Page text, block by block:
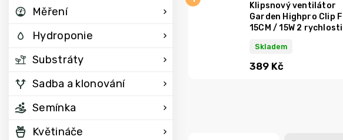
Měření
Hydroponie
Substráty
Sadba a klonování
Semínka
Květináče
Klipsnový ventilátor
Garden Highpro Clip
15CM / 15W 2 rychlosti
Skladem
389 Kč